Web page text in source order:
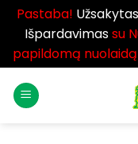
Pastaba!
Išpardavimassu
papildomą nuolaidą